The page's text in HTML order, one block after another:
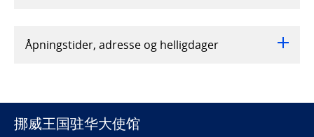
Åpningstider, adresse og helligdager
挪威王国驻华大使馆